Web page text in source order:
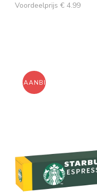
Voordeelprijs € 4.99
AANBIEDING!